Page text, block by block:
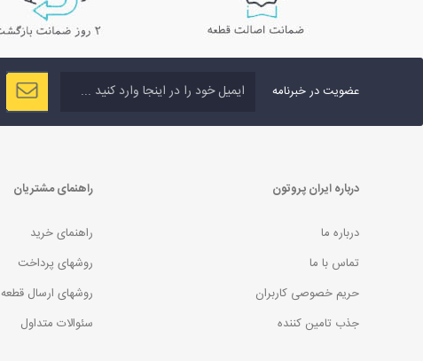
عضویت در خبرنامه
درباره ایران پروتون
درباره ما
تماس با ما
حریم خصوصی کاربران
جذب تامین کننده
راهنمای مشتریان
راهنمای خرید
روشهای پرداخت
روشهای ارسال قطعه
سئوالات متداول